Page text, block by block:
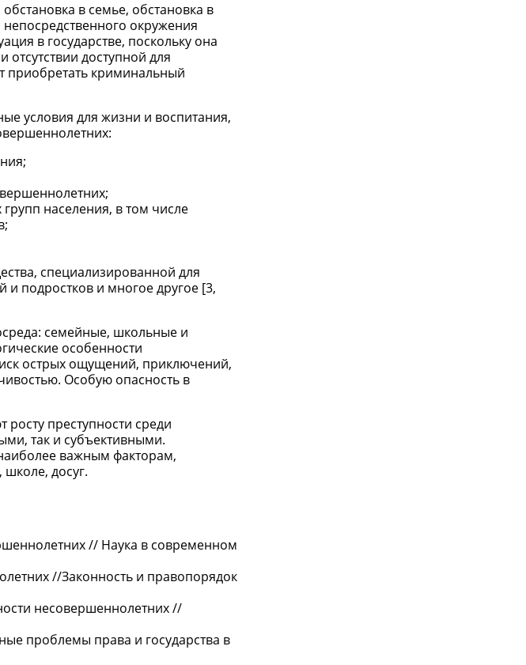
в семье, обстановка в
окружения
в государстве, поскольку она
доступной для
приобретать криминальный
условия для жизни и воспитания,
населения, в том числе
специализированной для
подростков и многое другое [3,
семейные, школьные и
особенности
острых ощущений, приключений,
Особую опасность в
преступности среди
так и субъективными.
важным факторам,
досуг.
// Наука в современном
//Законность и правопорядок
несовершеннолетних //
проблемы права и государства в